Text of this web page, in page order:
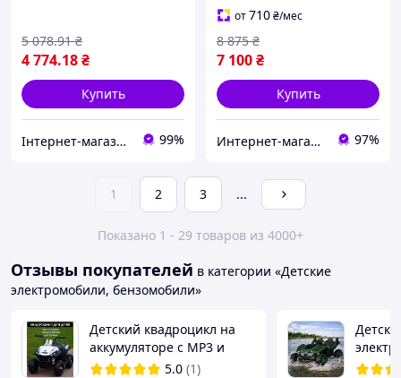
4 774.18₴
5 078.91 ₴
Купить
Інтернет-магазин "Marke" 99%
от710₴/мес
7 100₴
8 875 ₴
Купить
Интернет-магазин «Копейка» 97%
1 2 3 ...
Показано 1 - 29 товаров из 4000+
Отзывы покупателей в категории «Детские
электромобили, бензомобили»
Детский квадроцикл на
аккумуляторе с MP3 и
подсветкой M 4131EL-1
5.0 (1)
Shark